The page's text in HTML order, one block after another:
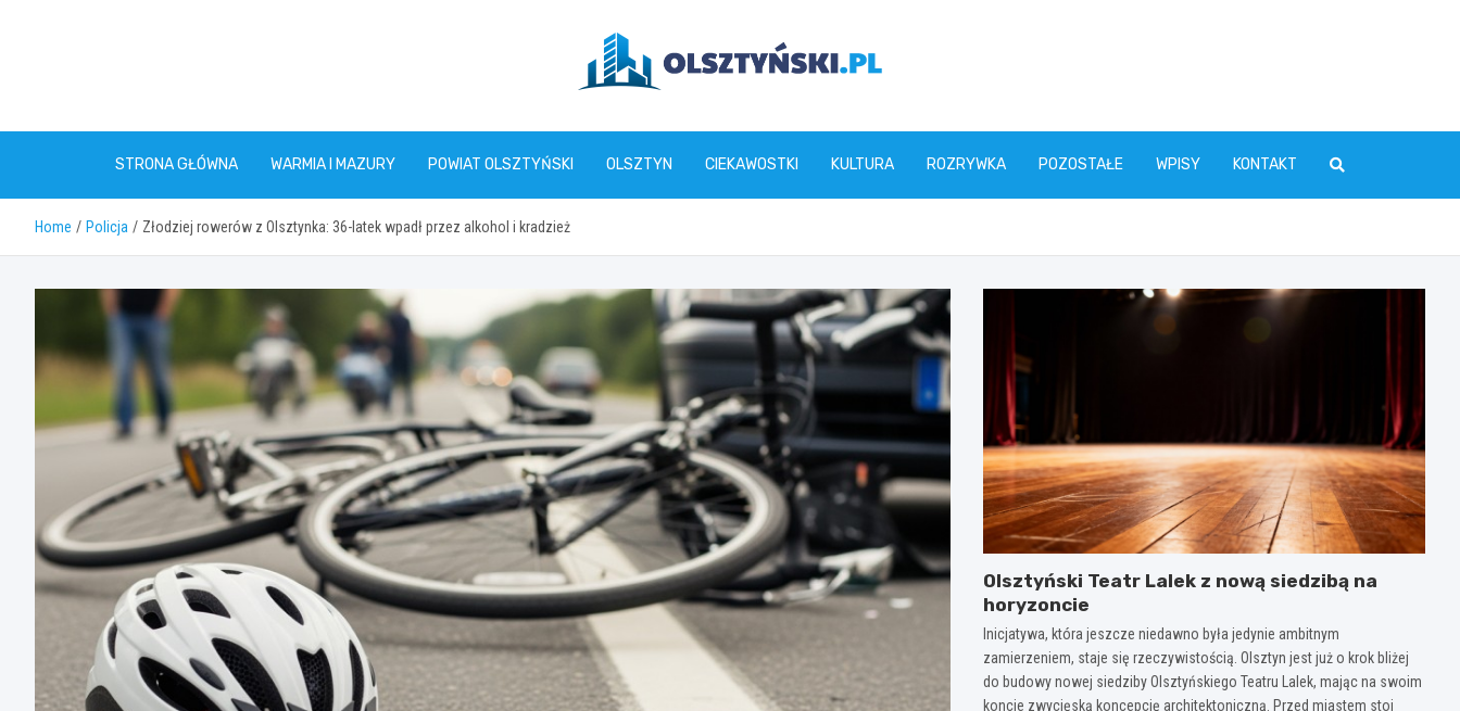
olsztynski.pl
STRONA GŁÓWNA WARMIA I MAZURY POWIAT OLSZTYŃSKI OLSZTYN CIEKAWOSTKI KULTURA ROZRYWKA POZOSTAŁE WPISY KONTAKT
Home Policja Złodziej rowerów z Olsztynka: 36-latek wpadł przez alkohol i kradzież
Olsztyński Teatr Lalek z nową siedzibą na
horyzoncie
Inicjatywa, która jeszcze niedawno była jedynie ambitnym
zamierzeniem, staje się rzeczywistością. Olsztyn jest już o krok bliżej
do budowy nowej siedziby Olsztyńskiego Teatru Lalek, mając na swoim
koncie zwycięską koncepcję architektoniczną. Przed miastem stoi